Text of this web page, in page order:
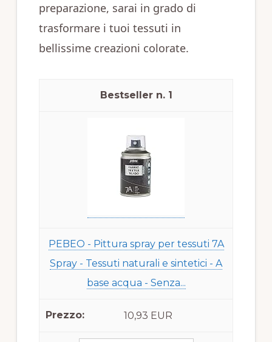
preparazione, sarai in grado di
trasformare i tuoi tessuti in
bellissime creazioni colorate.
1
PEBEO - Pittura spray per tessuti 7A
Spray - Tessuti naturali e sintetici - A
base acqua - Senza...
10,93 EUR